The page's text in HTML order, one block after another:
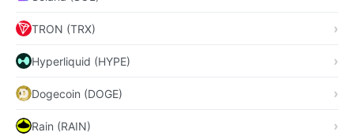
TRON (TRX)
Hyperliquid (HYPE)
Dogecoin (DOGE)
Rain (RAIN)